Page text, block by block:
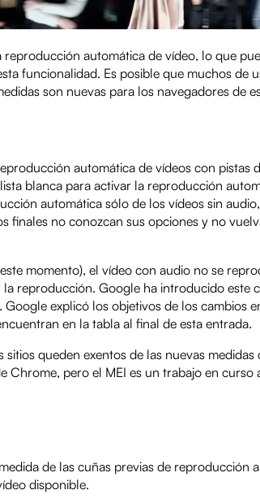
automática de vídeo, lo que
funcionalidad. Es posible que muchos de
son nuevas para los navegadores de
automática de vídeos con pistas
blanca para activar la reproducción
automática sólo de los vídeos sin
finales no conozcan sus opciones y no
momento), el vídeo con audio no se
reproducción. Google ha introducido este
explicó los objetivos de los cambios
en la tabla al final de esta entrada.
queden exentos de las nuevas medidas
Chrome, pero el MEI es un trabajo en curso
de las cuñas previas de reproducción
disponible.